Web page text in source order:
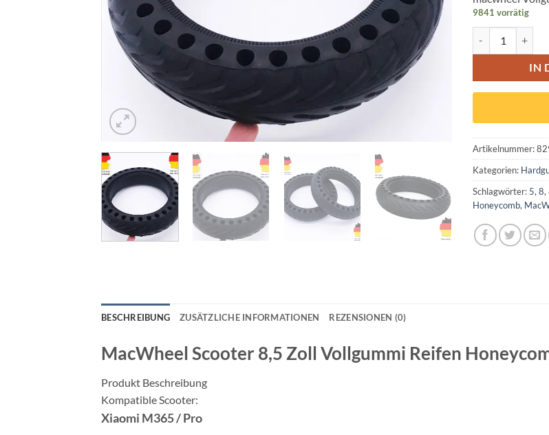
9841 vorrätig
IN
Artikelnummer:
Kategorien:
Schlagwörter: 5, 8,
Honeycomb,
BESCHREIBUNG ZUSÄTZLICHE INFORMATIONEN REZENSIONEN (0)
MacWheel Scooter 8,5 Zoll Vollgummi Reifen
Produkt Beschreibung
Kompatible Scooter:
Xiaomi M365 / Pro